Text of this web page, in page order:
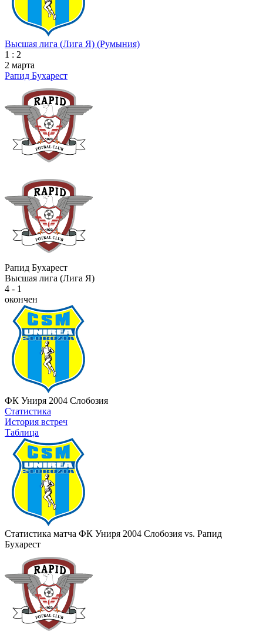
Высшая лига (Лига Я) (Румыния)
1 : 2
2 марта
Рапид Бухарест
Рапид Бухарест
Высшая лига (Лига Я)
4 - 1
окончен
ФК Униря 2004 Слобозия
Статистика
История встреч
Таблица
Статистика матча ФК Униря 2004 Слобозия vs. Рапид
Бухарест